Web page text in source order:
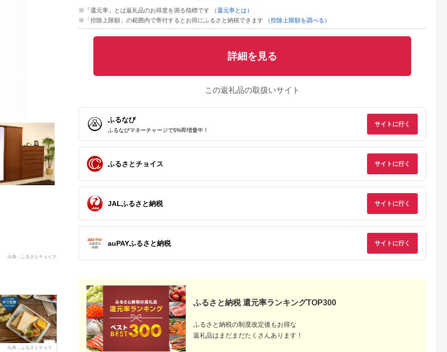
出典：ふるさとチョイス
出典：ふるさとチョイ
出典：楽天ふるさと納
出典：楽天ふるさと納
※「還元率」とは返礼品のお得度を測る指標です
（還元率とは）
※「控除上限額」の範囲内で寄付するとお得にふるさと納税できます
（控除上限額を調べる）
詳細を見る
この返礼品の取扱いサイト
ふるなび
ふるなびマネーチャージで5%即増量中！
サイトに行く
ふるさとチョイス サイトに行く
JALふるさと納税 サイトに行く
auPAYふるさと納税 サイトに行く
ふるさと納税 還元率ランキングTOP300
ふるさと納税の制度改定後もお得な
返礼品はまだまだたくさんあります！